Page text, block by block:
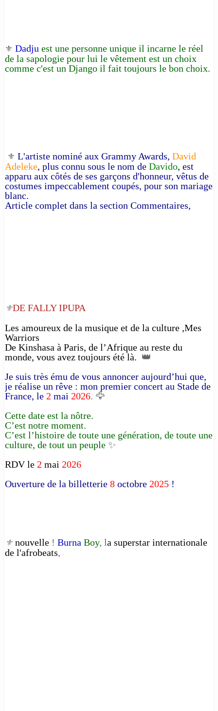
⚜️ Dadju est une personne unique il incarne le réel
de la sapologie pour lui le vêtement est un choix
comme c'est un Django il fait toujours le bon choix.
⚜️ L'artiste nominé aux Grammy Awards, David
Adeleke, plus connu sous le nom de Davido, est
apparu aux côtés de ses garçons d'honneur, vêtus de
costumes impeccablement coupés, pour son mariage
blanc.
Article complet dans la section Commentaires,
⚜️DE FALLY IPUPA
Les amoureux de la musique et de la culture ,Mes
Warriors
De Kinshasa à Paris, de l’Afrique au reste du
monde, vous avez toujours été là. 👑
Je suis très ému de vous annoncer aujourd’hui que,
je réalise un rêve : mon premier concert au Stade de
France, le 2 mai 2026. 🦅
Cette date est la nôtre.
C’est notre moment.
C’est l’histoire de toute une génération, de toute une
culture, de tout un peuple ✨
RDV le 2 mai 2026
Ouverture de la billetterie 8 octobre 2025 !
⚜️ nouvelle ! Burna Boy, la superstar internationale
de l'afrobeats,